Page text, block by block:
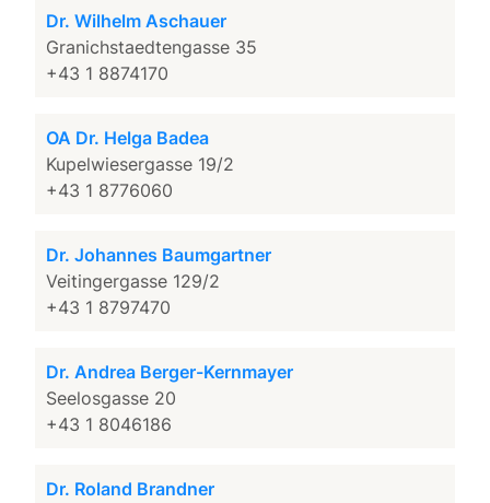
Dr. Wilhelm Aschauer
Granichstaedtengasse 35
+43 1 8874170
OA Dr. Helga Badea
Kupelwiesergasse 19/2
+43 1 8776060
Dr. Johannes Baumgartner
Veitingergasse 129/2
+43 1 8797470
Dr. Andrea Berger-Kernmayer
Seelosgasse 20
+43 1 8046186
Dr. Roland Brandner